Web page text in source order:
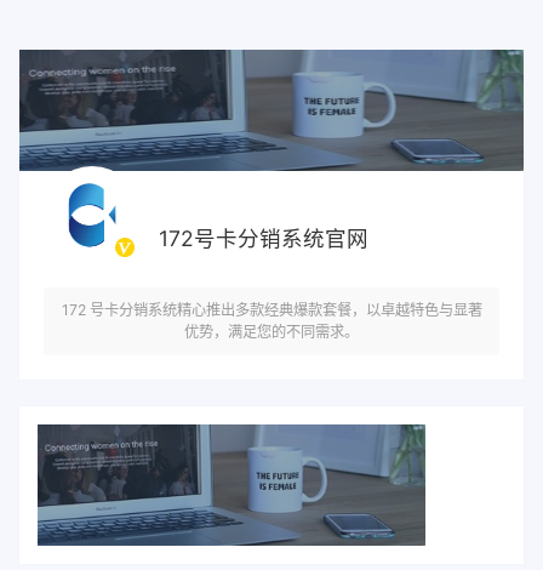
172号卡分销系统官网
172 号卡分销系统精心推出多款经典爆款套餐，以卓越特色与显著
优势，满足您的不同需求。